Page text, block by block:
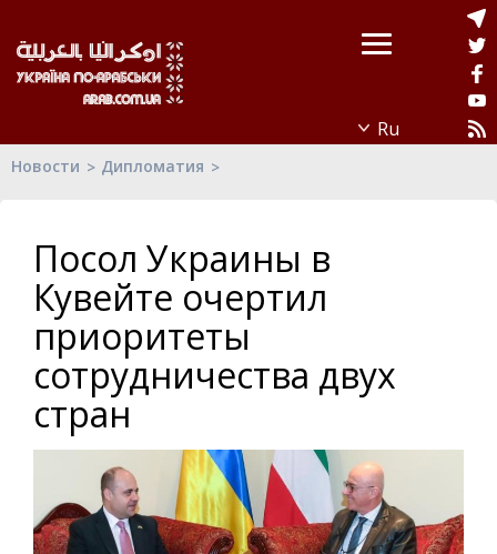
Новости Дипломатия
Посол Украины в
Кувейте очертил
приоритеты
сотрудничества двух
стран